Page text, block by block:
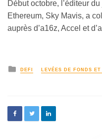
Début octobre, l’éditeur du
Ethereum, Sky Mavis, a
auprès d’a16z, Accel et
DEFI LEVÉES DE FONDS